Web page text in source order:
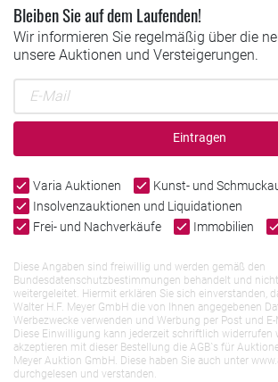
Bleiben Sie auf dem Laufenden!
Wir informieren Sie regelmäßig über die
unsere Auktionen und Versteigerungen.
Eintragen
Varia Auktionen
Kunst- und
Insolvenzauktionen und Liquidationen
Frei- und Nachverkäufe
Immobilien
Diese Angaben sind freiwillig und werden gemäß den
Bundesdatenschutzbestimmungen behandelt und
weitergeleitet. Hiermit erklären Sie sich einverstanden,
Walter H.F. Meyer GmbH die von Ihnen angegebenen
Werbezwecke verwenden und Werbung per Post und
Diese Einwilligung kann jederzeit schriftlich widerrufen
akzeptieren mit dieser Bestellung die AGB`s für
Meyer Auktion GmbH. Diese haben Sie auch unter
durchgelesen und verstanden.